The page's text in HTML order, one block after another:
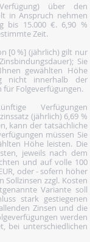
über den
in Anspruch nehmen
bis 15.000 €. 6,90 %
Zeit.
[0 %] (jährlich) gilt nur
Sie
gewählten Höhe
nicht innerhalb der
Folgeverfügungen.
Verfügungen
(jährlich) 6,69 %
kann der tatsächliche
müssen Sie
Höhe leisten. Die
jeweils nach dem
und auf volle 100
oder - sofern höher
zzgl. Kosten
Variante soll
stark gestiegenen
Zinsen und die
werden
bei unterschiedlichen